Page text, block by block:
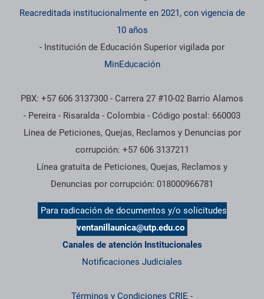
Reacreditada institucionalmente en 2021, con vigencia de
10 años
- Institución de Educación Superior vigilada por
MinEducación
PBX: +57 606 3137300 - Carrera 27 #10-02 Barrio Alamos
- Pereira - Risaralda - Colombia - Código postal: 660003
Línea de Peticiones, Quejas, Reclamos y Denuncias por
corrupción: +57 606 3137211
Línea gratuita de Peticiones, Quejas, Reclamos y
Denuncias por corrupción: 018000966781
Para radicación de documentos y/o solicitudes
ventanillaunica@utp.edu.co
Canales de atención Institucionales
Notificaciones Judiciales
Términos y Condiciones CRIE -